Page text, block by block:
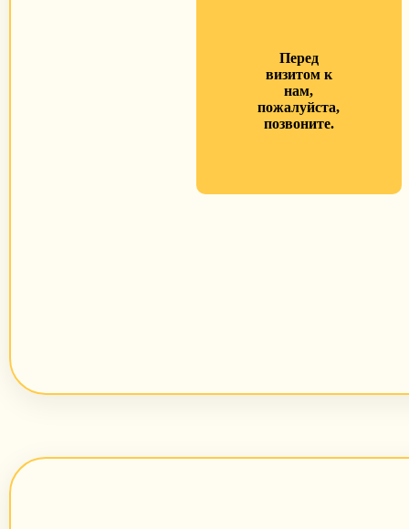
Перед
визитом к
нам,
пожалуйста,
позвоните.